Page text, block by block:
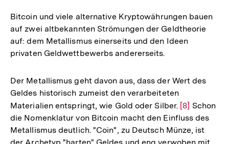
Bitcoin und viele alternative Kryptowährungen bauen
auf zwei altbekannten Strömungen der Geldtheorie
auf: dem Metallismus einerseits und den Ideen
privaten Geldwettbewerbs andererseits.
Der Metallismus geht davon aus, dass der Wert des
Geldes historisch zumeist den verarbeiteten
Materialien entspringt, wie Gold oder Silber. Zur
Auflösung
der
[8] Schon
die Nomenklatur von Bitcoin macht den Einfluss des
Metallismus deutlich. "Coin", zu Deutsch Münze, ist